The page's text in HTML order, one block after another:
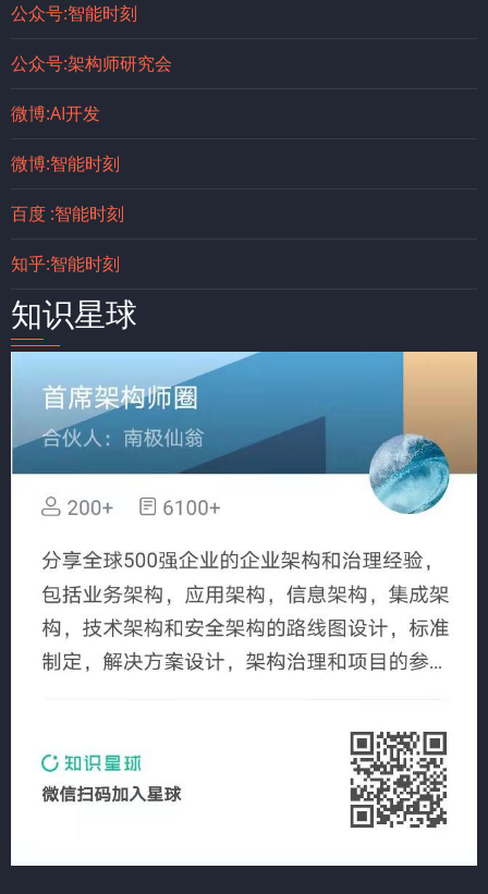
公众号:智能时刻
公众号:架构师研究会
微博:AI开发
微博:智能时刻
百度 :智能时刻
知乎:智能时刻
知识星球